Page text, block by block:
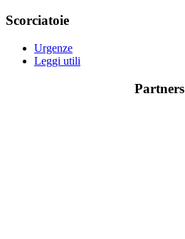
Scorciatoie
Urgenze
Leggi utili
Partners